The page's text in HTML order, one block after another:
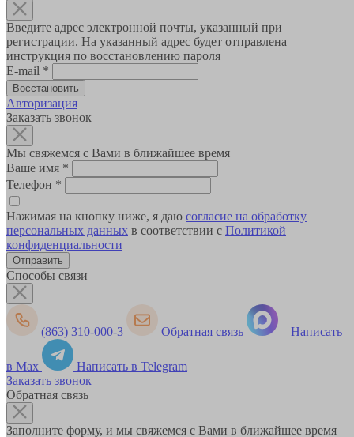
Введите адрес электронной почты, указанный при
регистрации. На указанный адрес будет отправлена
инструкция по восстановлению пароля
E-mail *
Авторизация
Заказать звонок
Мы свяжемся с Вами в ближайшее время
Ваше имя *
Телефон *
Нажимая на кнопку ниже, я даю согласие на обработку
персональных данных в соответствии с Политикой
конфиденциальности
Способы связи
(863) 310-000-3 Обратная связь Написать
в Max
Написать в Telegram
Заказать звонок
Обратная связь
Заполните форму, и мы свяжемся с Вами в ближайшее время